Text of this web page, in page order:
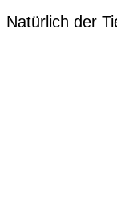
Natürlich der